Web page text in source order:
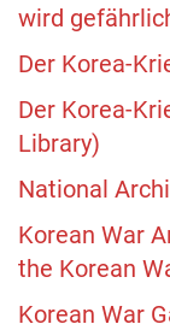
wird
Der Korea-
Der Korea-
Library)
National
Korean War
the Korean
Korean War